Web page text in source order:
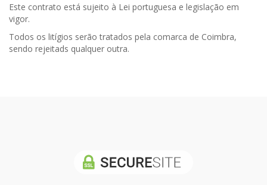
Este contrato está sujeito à Lei portuguesa e legislação em
vigor.
Todos os litígios serão tratados pela comarca de Coimbra,
sendo rejeitads qualquer outra.